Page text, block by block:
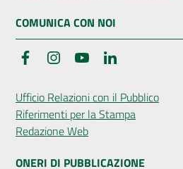
COMUNICA CON NOI
FacebookInstagramYouTube
Ufficio Relazioni con il Pubblico
Riferimenti per la Stampa
Redazione Web
ONERI DI PUBBLICAZIONE